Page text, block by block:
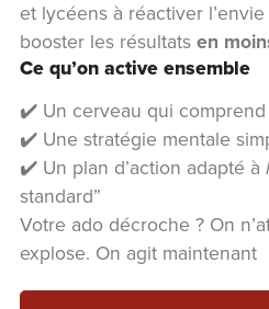
et lycéens à réactiver
booster les résultats en
Ce qu’on active ensemble
✔️ Un cerveau qui
✔️ Une stratégie mentale
✔️ Un plan d’action adapté à
standard”
Votre ado décroche ? On
explose. On agit maintenant